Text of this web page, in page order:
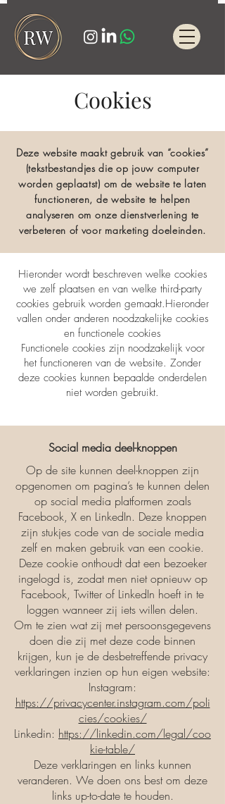
Cookies
Deze website maakt gebruik van “cookies”
(tekstbestandjes die op jouw computer
worden geplaatst) om de website te laten
functioneren, de website te helpen
analyseren om onze dienstverlening te
verbeteren of voor marketing doeleinden.
Hieronder wordt beschreven welke cookies
we zelf plaatsen en van welke third-party
cookies gebruik worden gemaakt.Hieronder
vallen onder anderen noodzakelijke cookies
en functionele cookies
Functionele cookies zijn noodzakelijk voor
het functioneren van de website. Zonder
deze cookies kunnen bepaalde onderdelen
niet worden gebruikt.
Social media deel-knoppen
Op de site kunnen deel-knoppen zijn
opgenomen om pagina’s te kunnen delen
op social media platformen zoals
Facebook, X en LinkedIn. Deze knoppen
zijn stukjes code van de sociale media
zelf en maken gebruik van een cookie.
Deze cookie onthoudt dat een bezoeker
ingelogd is, zodat men niet opnieuw op
Facebook, Twitter of LinkedIn hoeft in te
loggen wanneer zij iets willen delen.
Om te zien wat zij met persoonsgegevens
doen die zij met deze code binnen
krijgen, kun je de desbetreffende privacy
verklaringen inzien op hun eigen website:
Instagram:
https://privacycenter.instagram.com/poli
cies/cookies/
Linkedin: https://linkedin.com/legal/coo
kie-table/
Deze verklaringen en links kunnen
veranderen. We doen ons best om deze
links up-to-date te houden.